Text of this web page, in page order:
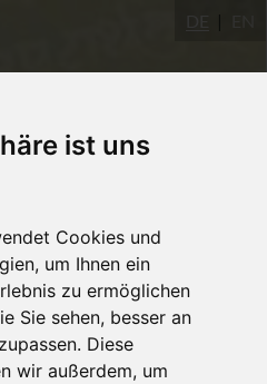
ist uns
Cookies und
um Ihnen ein
zu ermöglichen
Sie sehen, besser an
Diese
wir außerdem, um